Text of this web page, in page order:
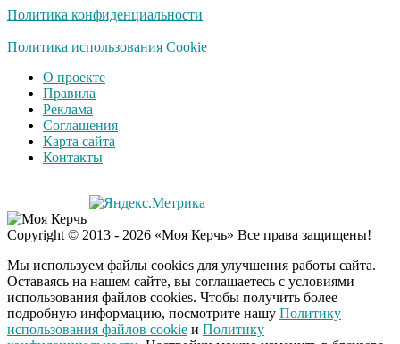
Политика конфиденциальности
Политика использования Cookie
О проекте
Правила
Реклама
Соглашения
Карта сайта
Контакты
Copyright © 2013 - 2026 «Моя Керчь» Все права защищены!
Мы используем файлы cookies для улучшения работы сайта.
Оставаясь на нашем сайте, вы соглашаетесь с условиями
использования файлов cookies. Чтобы получить более
подробную информацию, посмотрите нашу Политику
использования файлов cookie и Политику